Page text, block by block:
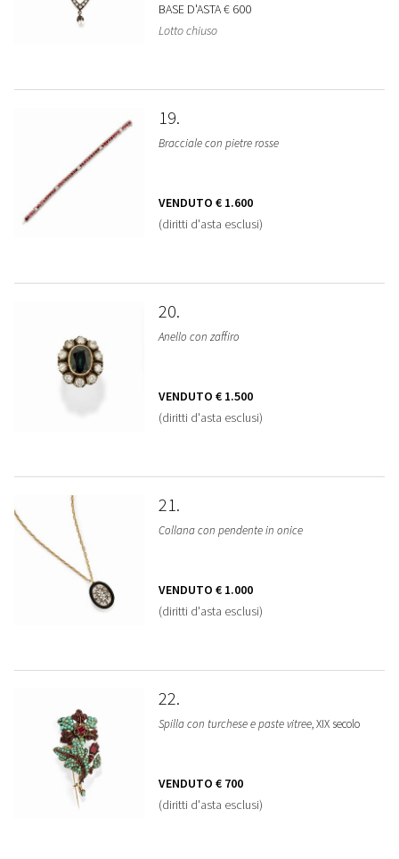
BASE D'ASTA€ 600
Lotto chiuso
19
Bracciale con pietre rosse
VENDUTO € 1.600
(diritti d'asta esclusi)
20
Anello con zaffiro
VENDUTO € 1.500
(diritti d'asta esclusi)
21
Collana con pendente in onice
VENDUTO € 1.000
(diritti d'asta esclusi)
22
Spilla con turchese e paste vitree, XIX secolo
VENDUTO € 700
(diritti d'asta esclusi)